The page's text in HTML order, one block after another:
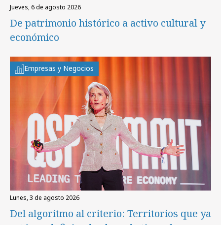
jueves, 6 de agosto 2026
De patrimonio histórico a activo cultural y
económico
Empresas y Negocios
lunes, 3 de agosto 2026
Del algoritmo al criterio: Territorios que ya